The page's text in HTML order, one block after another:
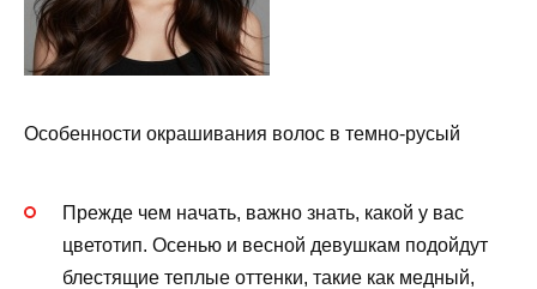
Особенности окрашивания волос в темно-русый
Прежде чем начать, важно знать, какой у вас
цветотип. Осенью и весной девушкам подойдут
блестящие теплые оттенки, такие как медный,